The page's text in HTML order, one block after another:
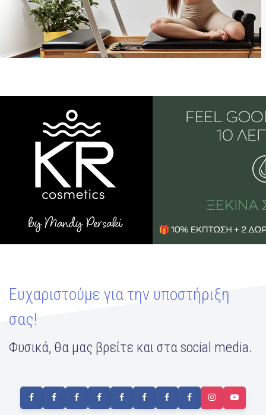
Ευχαριστούμε για την υποστήριξη
σας!
Φυσικά, θα μας βρείτε και στα social media.